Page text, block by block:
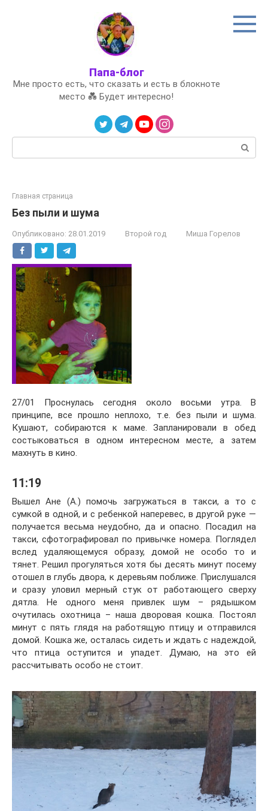
Папа-блог
Мне просто есть, что сказать и есть в блокноте
место 💑 Будет интересно!
Главная страница
Без пыли и шума
Опубликовано: 28.01.2019 Второй год Миша Горелов
27/01 Проснулась сегодня около восьми утра. В
принципе, все прошло неплохо, т.е. без пыли и шума.
Кушают, собираются к маме. Запланировали в обед
состыковаться в одном интересном месте, а затем
махнуть в кино.
11:19
Вышел Ане (А.) помочь загружаться в такси, а то с
сумкой в одной, и с ребенкой наперевес, в другой руке —
получается весьма неудобно, да и опасно. Посадил на
такси, сфотографировал по привычке номера. Поглядел
вслед удаляющемуся образу, домой не особо то и
тянет. Решил прогуляться хотя бы десять минут посему
отошел в глубь двора, к деревьям поближе. Прислушался
и сразу уловил мерный стук от работающего сверху
дятла. Не одного меня привлек шум – рядышком
очутилась охотница – наша дворовая кошка. Постоял
минут с пять глядя на работящую птицу и отправился
домой. Кошка же, осталась сидеть и ждать с надеждой,
что птица оступится и упадет. Думаю, на это ей
рассчитывать особо не стоит.